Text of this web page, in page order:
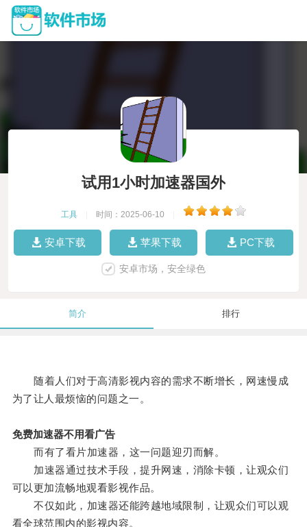
试用1小时加速器国外
工具 时间：2025-06-10
安卓下载 苹果下载 PC下载
安卓市场，安全绿色
简介 排行
随着人们对于高清影视内容的需求不断增长，网速慢成
为了让人最烦恼的问题之一。
免费加速器不用看广告
而有了看片加速器，这一问题迎刃而解。
加速器通过技术手段，提升网速，消除卡顿，让观众们
可以更加流畅地观看影视作品。
不仅如此，加速器还能跨越地域限制，让观众们可以观
看全球范围内的影视内容。